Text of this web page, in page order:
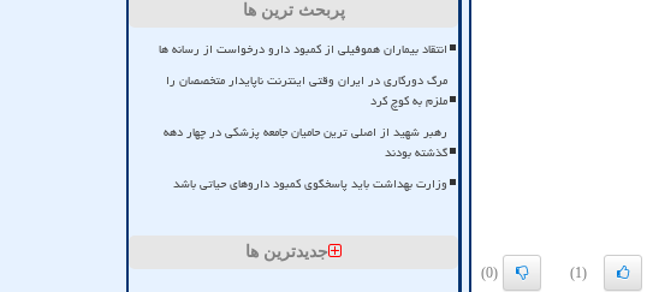
(1)
(0)
پربحث ترین ها
انتقاد بیماران هموفیلی از کمبود دارو درخواست از رسانه ها
مرگ دورکاری در ایران وقتی اینترنت ناپایدار متخصصان را
ملزم به کوچ کرد
رهبر شهید از اصلی ترین حامیان جامعه پزشکی در چهار دهه
گذشته بودند
وزارت بهداشت باید پاسخگوی کمبود داروهای حیاتی باشد
جدیدترین ها